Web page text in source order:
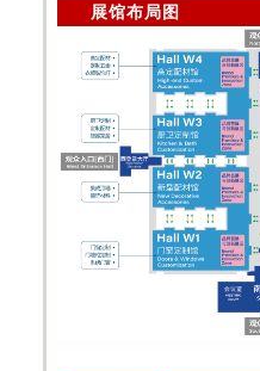
展馆布局图